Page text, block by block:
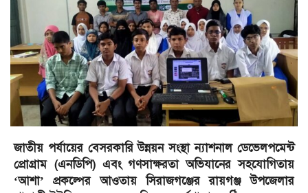
জাতীয় পর্যায়ের বেসরকারি উন্নয়ন সংস্থা ন্যাশনাল ডেভেলপমেন্ট
প্রোগ্রাম (এনডিপি) এবং গণসাক্ষরতা অভিযানের সহযোগিতায়
‘আশা’ প্রকল্পের আওতায় সিরাজগঞ্জের রায়গঞ্জ উপজেলার